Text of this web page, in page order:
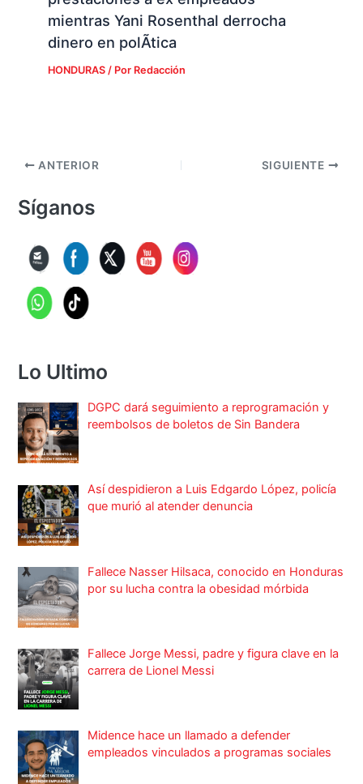
mientras Yani Rosenthal derrocha
dinero en polÃ­tica
HONDURAS/ Por Redacción
ANTERIOR SIGUIENTE
Síganos
Lo Ultimo
DGPC dará seguimiento a reprogramación y
reembolsos de boletos de Sin Bandera
Así despidieron a Luis Edgardo López, policía
que murió al atender denuncia
Fallece Nasser Hilsaca, conocido en Honduras
por su lucha contra la obesidad mórbida
Fallece Jorge Messi, padre y figura clave en la
carrera de Lionel Messi
Midence hace un llamado a defender
empleados vinculados a programas sociales